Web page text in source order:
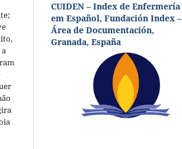
CUIDEN – Index de Enfermería
em Español, Fundación Index –
Área de Documentación,
Granada, España